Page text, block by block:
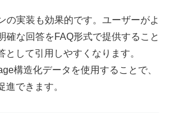
の実装も効果的です。ユーザーがよ
確な回答をFAQ形式で提供すること
として引用しやすくなります。
構造化データを使用することで、
進できます。